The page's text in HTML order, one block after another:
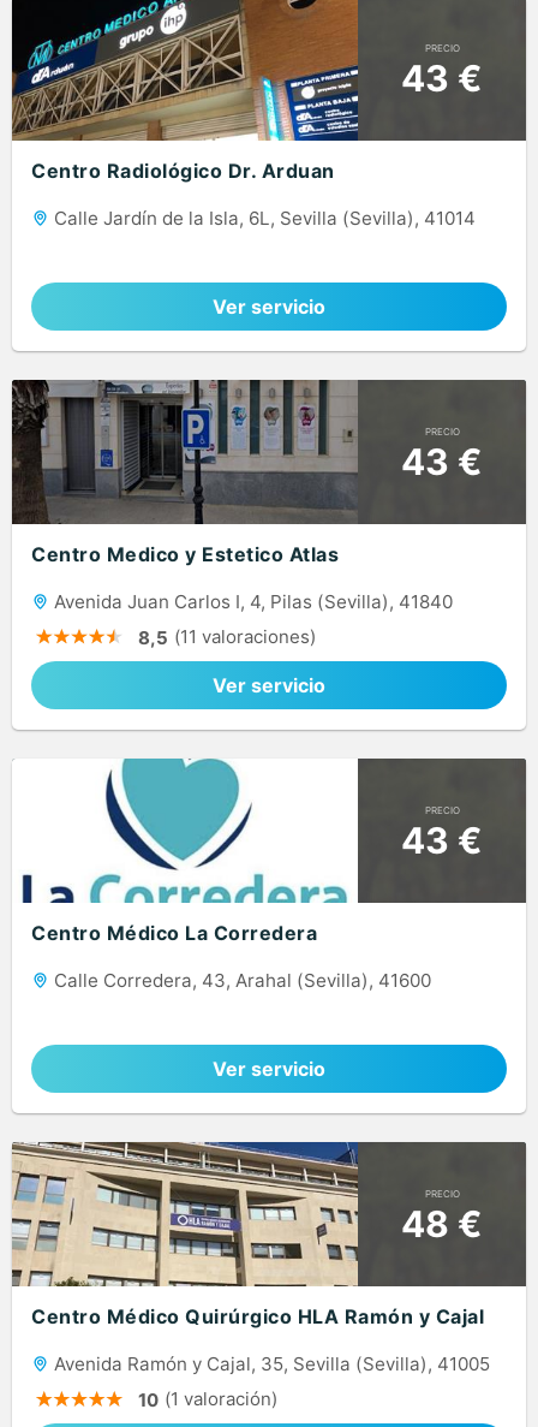
PRECIO
43 €
Centro Radiológico Dr. Arduan
Calle Jardín de la Isla, 6L, Sevilla (Sevilla), 41014
Ver servicio
PRECIO
43 €
Centro Medico y Estetico Atlas
Avenida Juan Carlos I, 4, Pilas (Sevilla), 41840
8,5 (11 valoraciones)
Ver servicio
PRECIO
43 €
Centro Médico La Corredera
Calle Corredera, 43, Arahal (Sevilla), 41600
Ver servicio
PRECIO
48 €
Centro Médico Quirúrgico HLA Ramón y Cajal
Avenida Ramón y Cajal, 35, Sevilla (Sevilla), 41005
10 (1 valoración)